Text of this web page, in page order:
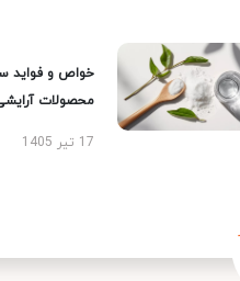
خواص و فواید
محصولات آرایشی
17 تیر 1405